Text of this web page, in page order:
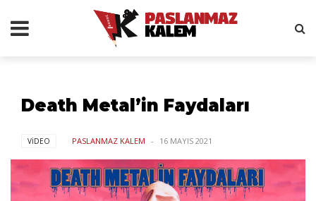
Death Metal’in Faydaları
VİDEO PASLANMAZ KALEM 16 MAYIS 2021